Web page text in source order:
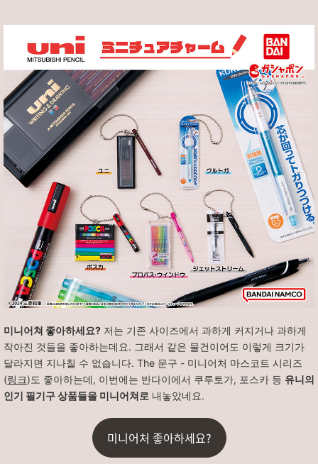
미니어쳐 좋아하세요? 저는 기존 사이즈에서 과하게 커지거나 과하게
작아진 것들을 좋아하는데요. 그래서 같은 물건이어도 이렇게 크기가
달라지면 지나칠 수 없습니다. The 문구 - 미니어처 마스코트 시리즈
(링크)도 좋아하는데, 이번에는 반다이에서 쿠루토가, 포스카 등 유니의
인기 필기구 상품들을 미니어쳐로 내놓았네요.
미니어처 좋아하세요?